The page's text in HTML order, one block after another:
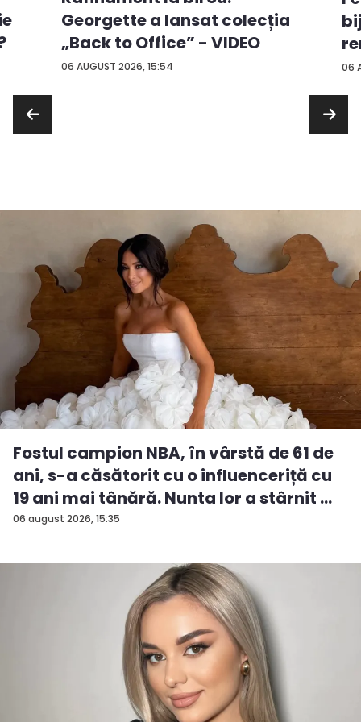
06 AUGUST 2026, 15:54
Georgette a lansat colecția
„Back to Office” - VIDEO
06
...
06 august 2026, 15:35
Fostul campion NBA, în vârstă de 61 de
ani, s-a căsătorit cu o influenceriță cu
19 ani mai tânără. Nunta lor a stârnit ...